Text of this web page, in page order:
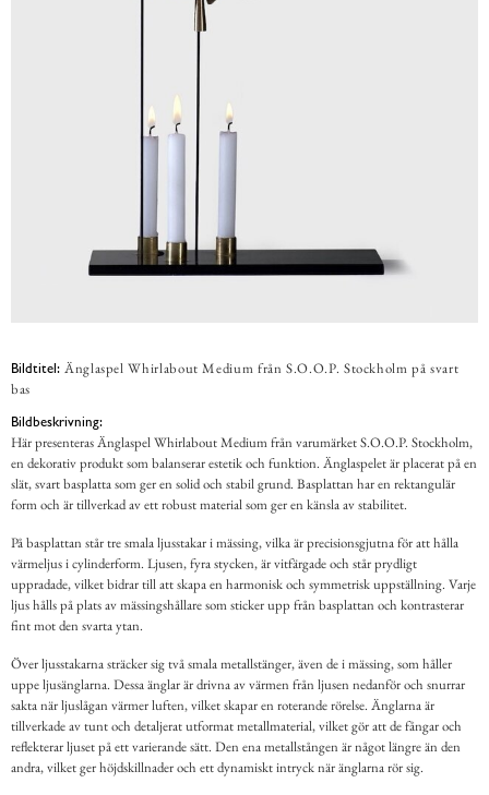
Bildtitel: Änglaspel Whirlabout Medium från S.O.O.P. Stockholm på svart
bas
Bildbeskrivning:
Här presenteras Änglaspel Whirlabout Medium från varumärket S.O.O.P. Stockholm,
en dekorativ produkt som balanserar estetik och funktion. Änglaspelet är placerat på en
slät, svart basplatta som ger en solid och stabil grund. Basplattan har en rektangulär
form och är tillverkad av ett robust material som ger en känsla av stabilitet.
På basplattan står tre smala ljusstakar i mässing, vilka är precisionsgjutna för att hålla
värmeljus i cylinderform. Ljusen, fyra stycken, är vitfärgade och står prydligt
uppradade, vilket bidrar till att skapa en harmonisk och symmetrisk uppställning. Varje
ljus hålls på plats av mässingshållare som sticker upp från basplattan och kontrasterar
fint mot den svarta ytan.
Över ljusstakarna sträcker sig två smala metallstänger, även de i mässing, som håller
uppe ljusänglarna. Dessa änglar är drivna av värmen från ljusen nedanför och snurrar
sakta när ljuslågan värmer luften, vilket skapar en roterande rörelse. Änglarna är
tillverkade av tunt och detaljerat utformat metallmaterial, vilket gör att de fångar och
reflekterar ljuset på ett varierande sätt. Den ena metallstången är något längre än den
andra, vilket ger höjdskillnader och ett dynamiskt intryck när änglarna rör sig.